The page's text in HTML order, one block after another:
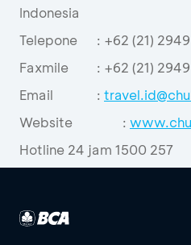
Indonesia
Telepone
: +62 (21)
Faxmile
: +62 (21) 2949
Email
:
Website
:
Hotline 24 jam 1500 257